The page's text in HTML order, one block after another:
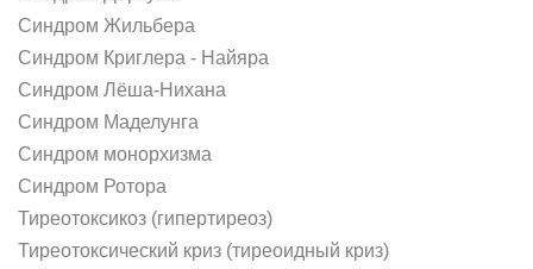
Синдром Жильбера
Синдром Криглера - Найяра
Синдром Лёша-Нихана
Синдром Маделунга
Синдром монорхизма
Синдром Ротора
Тиреотоксикоз (гипертиреоз)
Тиреотоксический криз (тиреоидный криз)